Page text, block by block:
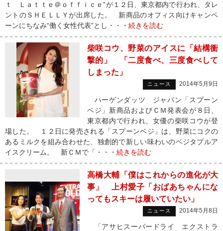
ｔ Ｌａｔｔｅ＠ｏｆｆｉｃｅ”が１２日、東京都内で行われ、タレ
ントのＳＨＥＬＬＹが出席した。 新商品のオフィス向けキャンペ
ーンにちなみ“働く女性代表”とし・・・ 続きを読む
柴咲コウ、野菜のアイスに「結構衝
撃的」 「二度食べ、三度食べして
しまった」
ニュース 2014年5月9日
ハーゲンダッツ ジャパン「スプーン
ベジ」新商品およびＣＭ発表会が８日、
東京都内で行われ、女優の柴咲コウが登
場した。 １２日に発売される「スプーンベジ」は、野菜にコクの
あるミルクを組み合わせた、独創的で新しい味わいのベジタブルア
イスクリーム。 新ＣＭで「・・・ 続きを読む
高橋大輔「僕はこれからの進化が大
事」 上村愛子「おばあちゃんにな
ってもスキーは履いていたい」
ニュース 2014年5月8日
「アサヒスーパードライ エクストラ